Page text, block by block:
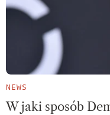
NEWS
W jaki sposób